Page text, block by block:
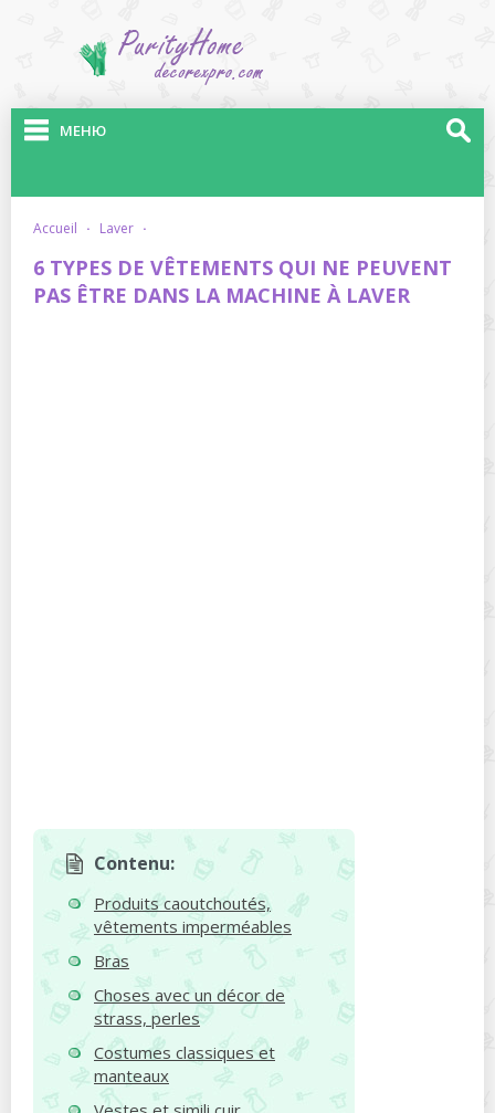
МЕНЮ
accueil · laver ·
6 TYPES DE VÊTEMENTS QUI NE PEUVENT
PAS ÊTRE DANS LA MACHINE À LAVER
Contenu:
Produits caoutchoutés,
vêtements imperméables
Bras
Choses avec un décor de
strass, perles
Costumes classiques et
manteaux